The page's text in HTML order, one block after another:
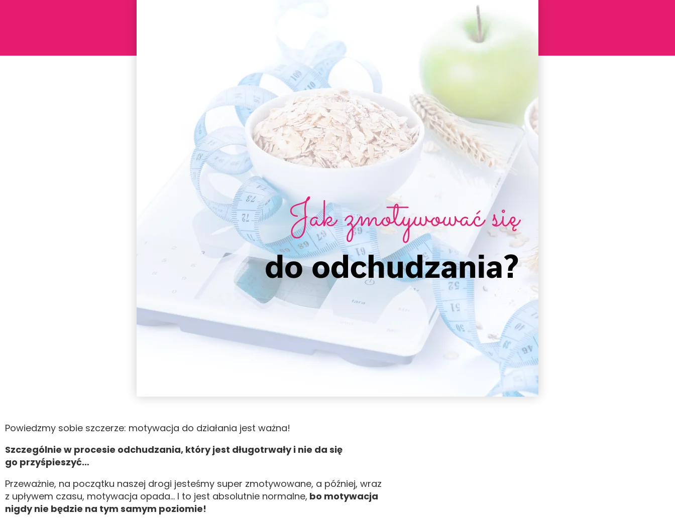
Powiedzmy sobie szczerze: motywacja do działania jest ważna!
Szczególnie w procesie odchudzania, który jest długotrwały i nie da się
go przyśpieszyć…
Przeważnie, na początku naszej drogi jesteśmy super zmotywowane, a później, wraz
z upływem czasu, motywacja opada… I to jest absolutnie normalne, bo motywacja
nigdy nie będzie na tym samym poziomie!